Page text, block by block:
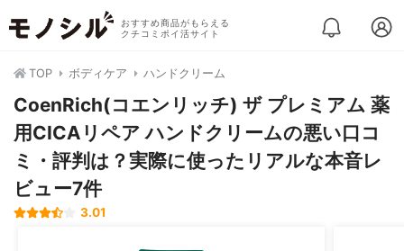
おすすめ商品がもらえる
クチコミポイ活サイト
TOP ボディケア ハンドクリーム
CoenRich(コエンリッチ) ザ プレミアム 薬
用CICAリペア ハンドクリームの悪い口コ
ミ・評判は？実際に使ったリアルな本音レ
ビュー7件
3.01